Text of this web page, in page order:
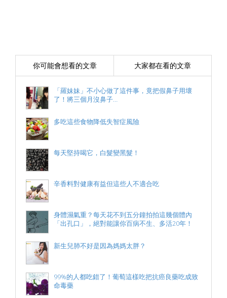
你可能會想看的文章 大家都在看的文章
「羅妹妹」不小心做了這件事，竟把假鼻子用壞
了！將三個月沒鼻子…
多吃這些食物降低失智症風險
每天堅持喝它，白髮變黑髮！
辛香料對健康有益但這些人不適合吃
身體濕氣重？每天花不到五分鐘拍拍這幾個體內
「出孔口」，絕對能讓你百病不生、多活20年！
新生兒肺不好是因為媽媽太胖？
99%的人都吃錯了！葡萄這樣吃把抗癌良藥吃成致
命毒藥